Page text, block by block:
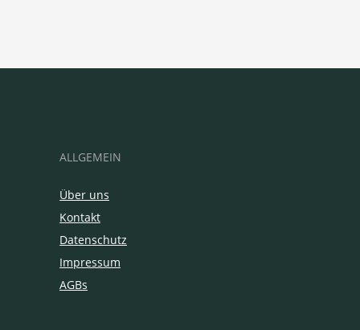
ALLGEMEIN
Über uns
Kontakt
Datenschutz
Impressum
AGBs